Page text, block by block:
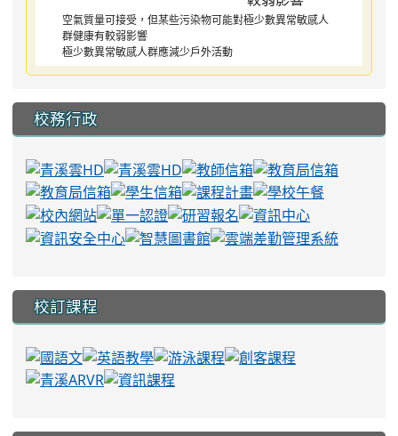
空氣質量可接受，但某些污染物可能對極少數異常敏感人
群健康有較弱影響
極少數異常敏感人群應減少戶外活動
校務行政
校訂課程